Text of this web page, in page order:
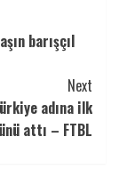
barışçıl
Next
adına ilk
attı – FTBL